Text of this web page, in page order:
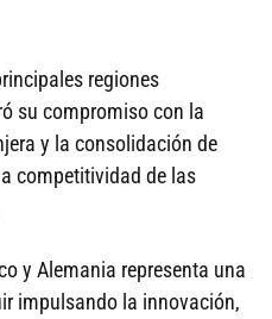
regiones
su compromiso con la
y la consolidación de
competitividad de las
y Alemania representa una
impulsando la innovación,